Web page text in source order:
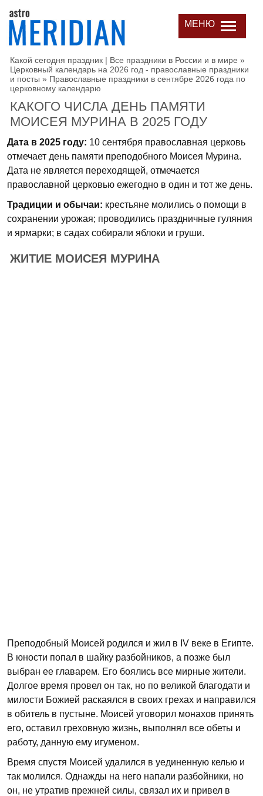
МЕНЮ
Какой сегодня праздник | Все праздники в России и в мире »
Церковный календарь на 2026 год - православные праздники
и посты » Православные праздники в сентябре 2026 года по
церковному календарю
КАКОГО ЧИСЛА ДЕНЬ ПАМЯТИ
МОИСЕЯ МУРИНА В 2025 ГОДУ
Дата в 2025 году: 10 сентября православная церковь
отмечает день памяти преподобного Моисея Мурина.
Дата не является переходящей, отмечается
православной церковью ежегодно в один и тот же день.
Традиции и обычаи: крестьяне молились о помощи в
сохранении урожая; проводились праздничные гуляния
и ярмарки; в садах собирали яблоки и груши.
ЖИТИЕ МОИСЕЯ МУРИНА
Преподобный Моисей родился и жил в IV веке в Египте.
В юности попал в шайку разбойников, а позже был
выбран ее главарем. Его боялись все мирные жители.
Долгое время провел он так, но по великой благодати и
милости Божией раскаялся в своих грехах и направился
в обитель в пустыне. Моисей уговорил монахов принять
его, оставил греховную жизнь, выполнял все обеты и
работу, данную ему игуменом.
Время спустя Моисей удалился в уединенную келью и
так молился. Однажды на него напали разбойники, но
он, не утратив прежней силы, связал их и привел в